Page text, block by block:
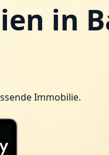
in
Immobilie.